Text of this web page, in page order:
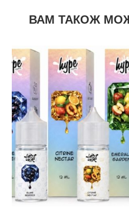
ВАМ ТАКОЖ